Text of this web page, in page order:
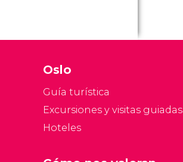
Oslo
Guía turística
Excursiones y visitas guiadas
Hoteles